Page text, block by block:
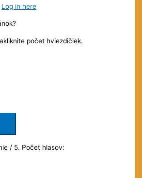
Log in here
počet hviezdičiek.
/ 5. Počet hlasov: